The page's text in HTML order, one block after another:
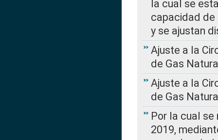
la cual se
capacidad de
y se ajustan
Ajuste a la
de Gas
Ajuste a la
de Gas
Por la cual se
2019,